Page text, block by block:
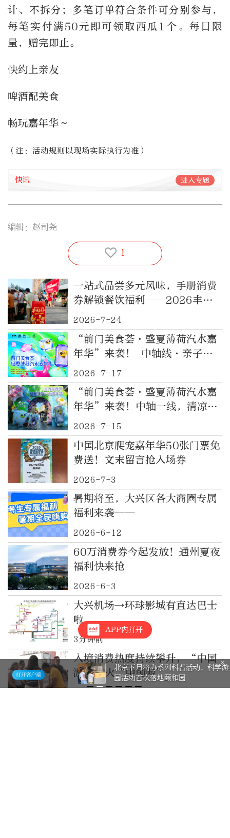
计、不拆分；多笔订单符合条件可分别参与，
每笔实付满50元即可领取西瓜1个。每日限
量，赠完即止。
快约上亲友
啤酒配美食
畅玩嘉年华～
（注：活动规则以现场实际执行为准）
快讯 进入专题
编辑：赵司尧
1
一站式品尝多元风味，手册消费
券解锁餐饮福利——2026丰台
消费季消夏丰味美食节启幕
2026-7-24
“前门美食荟·盛夏薄荷汽水嘉
年华”来袭！ 中轴线·亲子清
凉打卡地就位！
2026-7-17
“前门美食荟·盛夏薄荷汽水嘉
年华”来袭！中轴一线，清凉一
夏，点亮亲子好时光
2026-7-15
中国北京爬宠嘉年华50张门票免
费送！文末留言抢入场券
2026-7-3
暑期将至，大兴区各大商圈专属
福利来袭——
2026-6-12
60万消费券今起发放！通州夏夜
福利快来抢
2026-6-3
大兴机场→环球影城有直达巴士
啦
3分钟前
入境消费热度持续攀升，“中国
游”带火“中国购”
APP内打开
北京下月将办系列科普活动，科学游
园活动首次落地颐和园